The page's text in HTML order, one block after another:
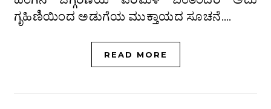
ಗೃಹಿಣಿಯಿಂದ ಅಡುಗೆಯ ಮುಕ್ತಾಯದ ಸೂಚನೆ.…
READ MORE